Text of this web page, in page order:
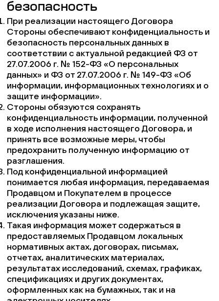
безопасность
При реализации настоящего Договора
Стороны обеспечивают конфиденциальность и
безопасность персональных данных в
соответствии с актуальной редакцией ФЗ от
27.07.2006 г. № 152-ФЗ «О персональных
данных» и ФЗ от 27.07.2006 г. № 149-ФЗ «Об
информации, информационных технологиях и о
защите информации».
Стороны обязуются сохранять
конфиденциальность информации, полученной
в ходе исполнения настоящего Договора, и
принять все возможные меры, чтобы
предохранить полученную информацию от
разглашения.
Под конфиденциальной информацией
понимается любая информация, передаваемая
Продавцом и Покупателем в процессе
реализации Договора и подлежащая защите,
исключения указаны ниже.
Такая информация может содержаться в
предоставляемых Продавцом локальных
нормативных актах, договорах, письмах,
отчетах, аналитических материалах,
результатах исследований, схемах, графиках,
спецификациях и других документах,
оформленных как на бумажных, так и на